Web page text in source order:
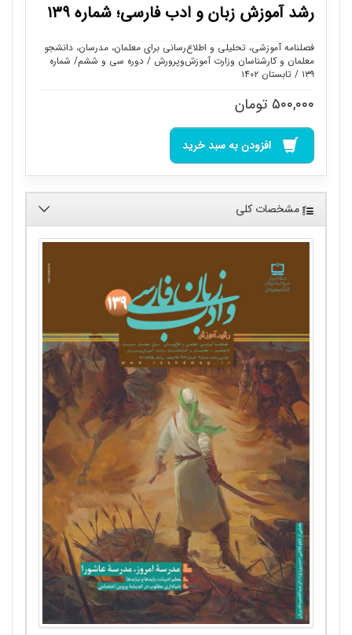
رشد آموزش زبان و ادب فارسی؛ شماره ۱۳۹
فصلنامه آموزشی، تحلیلی و اطلاع‌رسانی برای معلمان، مدرسان، دانشجو
معلمان و کارشناسان وزارت آموزش‌وپرورش / دوره سی و ششم/ شماره
۱۳۹ / تابستان ۱۴۰۲
۵۰۰,۰۰۰ تومان
افزودن به سبد خرید
مشخصات کلی